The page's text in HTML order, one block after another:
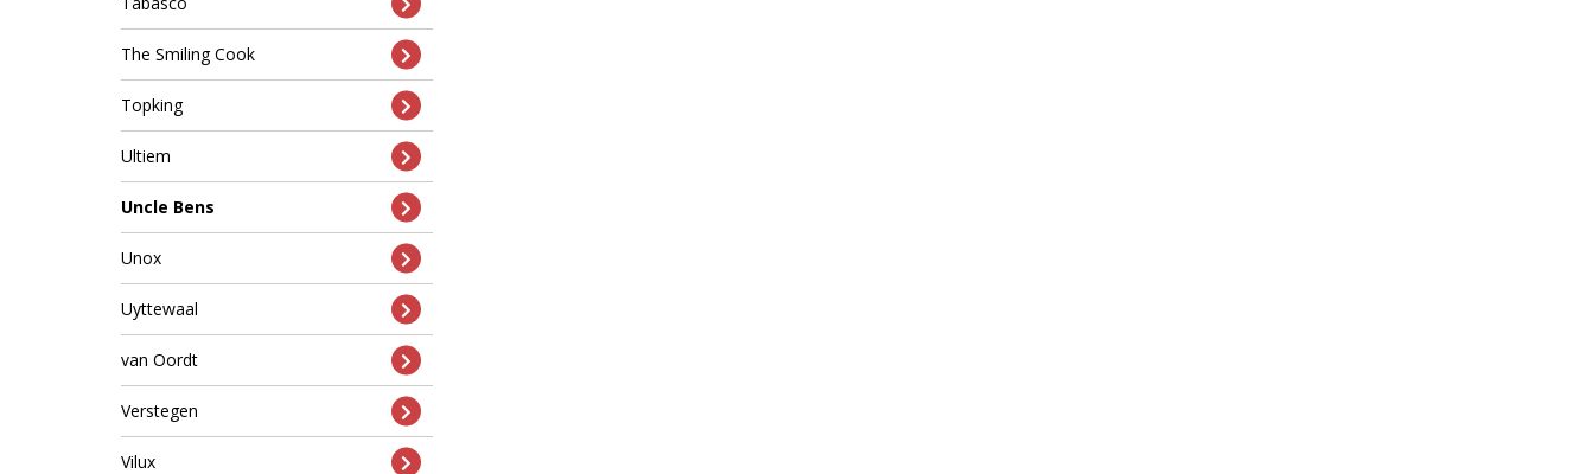
The Smiling Cook
Topking
Ultiem
Uncle Bens
Unox
Uyttewaal
van Oordt
Verstegen
Vilux